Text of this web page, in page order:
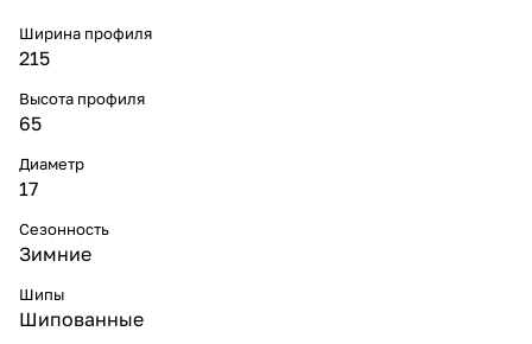
Ширина профиля
215
Высота профиля
65
Диаметр
17
Сезонность
Зимние
Шипы
Шипованные